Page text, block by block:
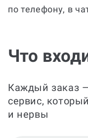
по телефону, в
Что
Каждый заказ
сервис,
и нервы